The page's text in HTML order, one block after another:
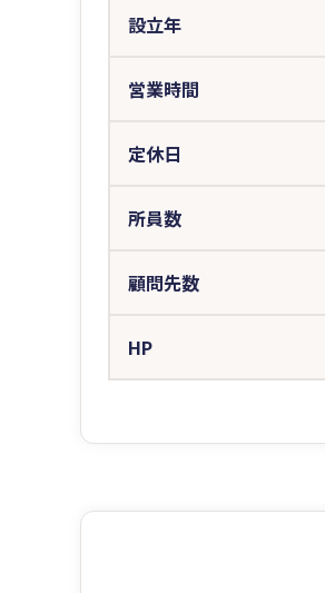
設立年
営業時間
定休日
所員数
顧問先数
HP